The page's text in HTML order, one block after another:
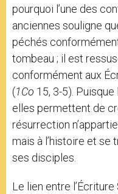
pourquoi l’une des
anciennes souligne
péchés
tombeau ; il est
conformément aux
(1Co 15, 3-5).
elles permettent de
résurrection
mais à l’histoire et se
ses disciples.
Le lien entre